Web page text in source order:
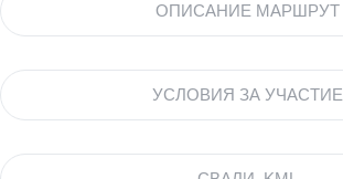
ОПИСАНИЕ МАРШРУТ
УСЛОВИЯ ЗА УЧАСТИЕ